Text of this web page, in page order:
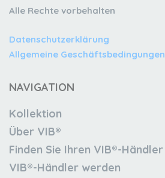
Alle Rechte vorbehalten
Datenschutzerklärung
Allgemeine Geschäftsbedingungen
NAVIGATION
Kollektion
Über VIB®
Finden Sie Ihren VIB®-Händler
VIB®-Händler werden